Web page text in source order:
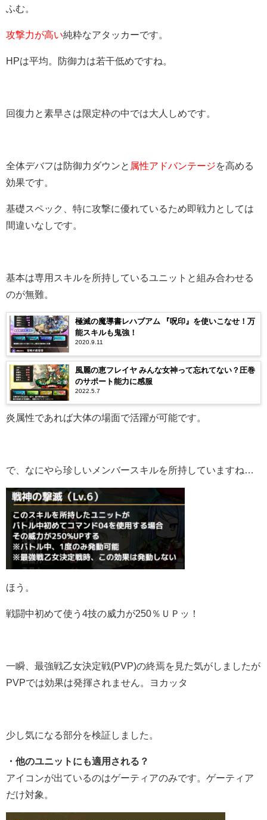
ふむ。
攻撃力が高い純粋なアタッカーです。
HPは平均。防御力は若干低めですね。
回復力と素早さは限定枠の中では大人しめです。
全体デバフは防御力ダウンと 属性アドバンテージを高める
効果です。
基礎スペック、特に攻撃に優れているため即戦力としては
間違いなしです。
基本は専用スキルを所持しているユニットと組み合わせる
のが無難。
極滅の魔導書レハブアム 『呪印』を使いこなせ！万
能スキルも鬼強！
2020.9.11
風麗の恵フレイヤ みんな女神って忘れてない？圧巻
のサポート能力に感服
2022.5.7
炎属性であれば大体の場面で活躍が可能です。
で、なにやら珍しいメンバースキルを所持していますね…
ほう。
戦闘中初めて使う4技の威力が250％ＵＰッ！
一瞬、最強戦乙女決定戦(PVP)の終焉を見た気がしましたが
PVPでは効果は発揮されません。ヨカッタ
少し気になる部分を検証しました。
・他のユニットにも適用される？
アイコンが出ているのはゲーティアのみです。ゲーティア
だけ対象。